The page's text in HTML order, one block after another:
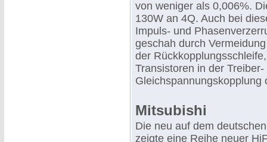
von weniger als 0,006%.
130W an 4Q. Auch bei
Impuls- und
geschah durch
der
Transistoren in der
Gleichspannungskopplung
Mitsubishi
Die neu auf dem
zeigte eine Reihe neuer